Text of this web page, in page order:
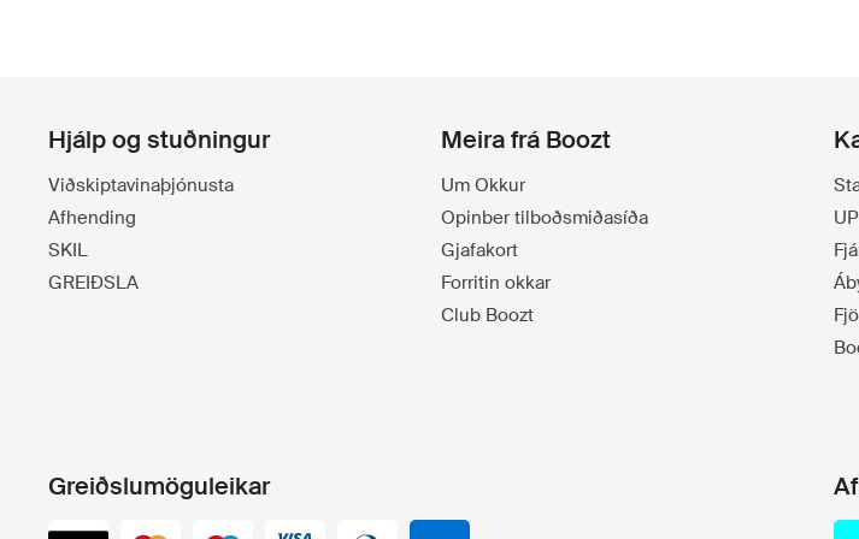
Hjálp og stuðningur
Viðskiptavinaþjónusta
Afhending
SKIL
GREIÐSLA
Meira frá Boozt
Um Okkur
Opinber tilboðsmiðasíða
Gjafakort
Forritin okkar
Club Boozt
Greiðslumöguleikar